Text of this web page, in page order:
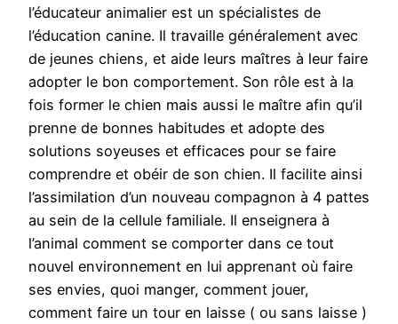
l’éducateur animalier est un spécialistes de
l’éducation canine. Il travaille généralement avec
de jeunes chiens, et aide leurs maîtres à leur faire
adopter le bon comportement. Son rôle est à la
fois former le chien mais aussi le maître afin qu’il
prenne de bonnes habitudes et adopte des
solutions soyeuses et efficaces pour se faire
comprendre et obéir de son chien. Il facilite ainsi
l’assimilation d’un nouveau compagnon à 4 pattes
au sein de la cellule familiale. Il enseignera à
l’animal comment se comporter dans ce tout
nouvel environnement en lui apprenant où faire
ses envies, quoi manger, comment jouer,
comment faire un tour en laisse ( ou sans laisse )